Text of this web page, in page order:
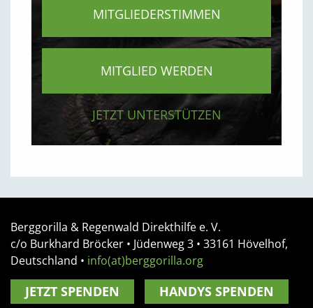
MITGLIEDERSTIMMEN
MITGLIED WERDEN
JETZT UNTERSTÜTZEN
Berggorilla & Regenwald Direkthilfe e. V.
c/o Burkhard Bröcker • Jüdenweg 3 • 33161 Hövelhof,
Deutschland • info(at)berggorilla.org
JETZT SPENDEN HANDYS SPENDEN